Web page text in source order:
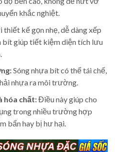
khắc nghiệt.
kế gọn nhẹ, dễ dàng xếp
bít giúp tiết kiệm diện tích lưu
Sóng nhựa bít có thể tái chế,
nhựa ra môi trường.
hóa chất:Điều này giúp cho
trong nhiều trường hợp
bẩn hay bị hư hại.